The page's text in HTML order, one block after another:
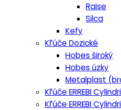
Raise
Silca
Kefy
Kľúče Dozické
Hobes široký
Hobes úzky
Metalplast
Kľúče ERREBI
Kľúče ERREBI